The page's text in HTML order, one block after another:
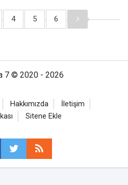
4 5 6
7 © 2020 - 2026
Hakkımızda
İletişim
Sitene Ekle